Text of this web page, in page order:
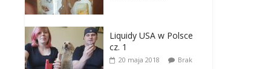
Liquidy USA w Polsce
cz. 1
20 maja 2018
Brak